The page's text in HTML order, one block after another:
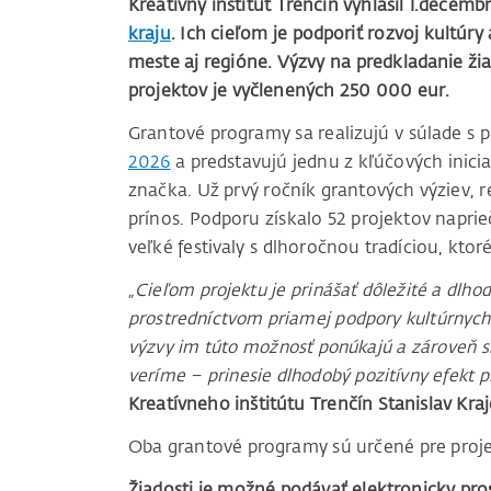
Kreatívny inštitút Trenčín vyhlásil
kraju. Ich cieľom je podporiť rozvoj
meste aj regióne. Výzvy na predkladanie
projektov je vyčlenených 250 000 eur.
Grantové programy sa realizujú v súlade
2026 a predstavujú jednu z kľúčových
značka. Už prvý ročník grantových výziev,
prínos. Podporu získalo 52 projektov
veľké festivaly s dlhoročnou tradíciou,
„Cieľom projektu je prinášať dôležité a
prostredníctvom priamej podpory
výzvy im túto možnosť ponúkajú a zároveň
veríme – prinesie dlhodobý pozitívny efekt
Kreatívneho inštitútu Trenčín Stanislav
Oba grantové programy sú určené pre